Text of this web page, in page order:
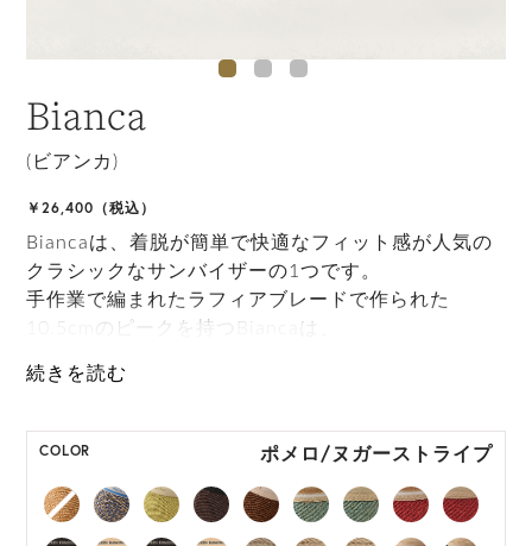
Bianca
(ビアンカ)
￥26,400（税込）
Biancaは、着脱が簡単で快適なフィット感が人気の
クラシックなサンバイザーの1つです。
手作業で編まれたラフィアブレードで作られた
10.5cmのピークを持つBiancaは、
を与え、日差しからもあなたを守ります。
ONE SIZE展開の商品:ONE SIZE 57.5cm
*ハンドメイド製品のサイズには微小の個体差がござ
COLOR ポメロ/ヌガーストライプ